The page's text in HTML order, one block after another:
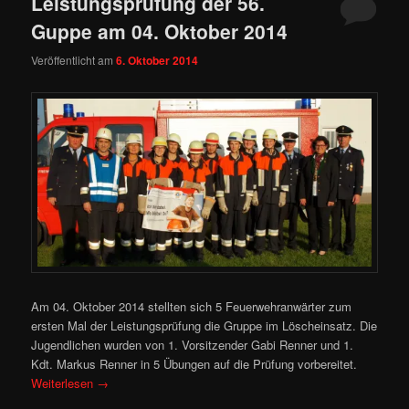
Guppe am 04. Oktober 2014
Veröffentlicht am6. Oktober 2014
Am 04. Oktober 2014 stellten sich 5 Feuerwehranwärter zum
ersten Mal der Leistungsprüfung die Gruppe im Löscheinsatz. Die
Jugendlichen wurden von 1. Vorsitzender Gabi Renner und 1.
Kdt. Markus Renner in 5 Übungen auf die Prüfung vorbereitet.
Weiterlesen →